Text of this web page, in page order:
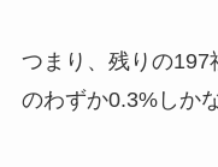
つまり、残りの197
のわずか0.3%しか